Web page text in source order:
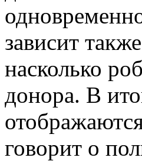
зависит
насколько
донора. В
говорит о